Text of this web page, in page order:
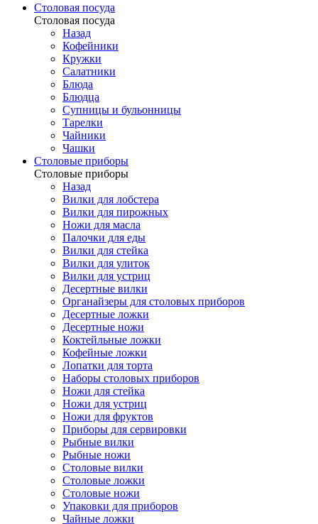
Столовая посуда
Столовая посуда
Назад
Кофейники
Кружки
Салатники
Блюда
Блюдца
Супницы и бульонницы
Тарелки
Чайники
Чашки
Cтоловые приборы
Cтоловые приборы
Назад
Вилки для лобстера
Вилки для пирожных
Ножи для масла
Палочки для еды
Вилки для стейка
Вилки для улиток
Вилки для устриц
Десертные вилки
Органайзеры для столовых приборов
Десертные ложки
Десертные ножи
Коктейльные ложки
Кофейные ложки
Лопатки для торта
Наборы столовых приборов
Ножи для стейка
Ножи для устриц
Ножи для фруктов
Приборы для сервировки
Рыбные вилки
Рыбные ножи
Столовые вилки
Столовые ложки
Столовые ножи
Упаковки для приборов
Чайные ложки